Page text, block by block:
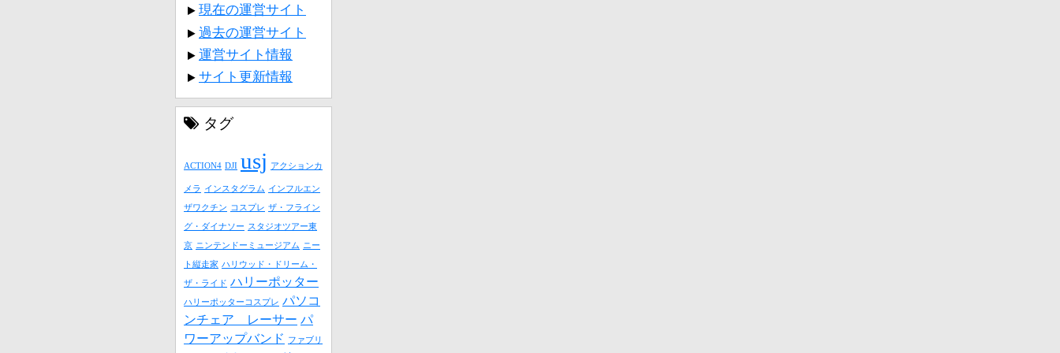
現在の運営サイト
過去の運営サイト
運営サイト情報
サイト更新情報
タグ
ACTION4 DJI usj アクションカ
メラ インスタグラム インフルエン
ザワクチン コスプレ ザ・フライン
グ・ダイナソー スタジオツアー東
京 ニンテンドーミュージアム ニー
ト縦走家 ハリウッド・ドリーム・
ザ・ライド ハリーポッター
ハリーポッターコスプレ パソコ
ンチェア レーサー パ
ワーアップバンド
ファブリ